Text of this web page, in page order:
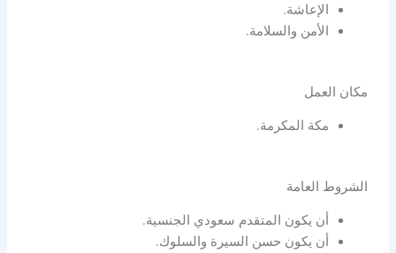
الإعاشة.
الأمن والسلامة.
مكان العمل
مكة المكرمة.
الشروط العامة
أن يكون المتقدم سعودي الجنسية.
أن يكون حسن السيرة والسلوك.